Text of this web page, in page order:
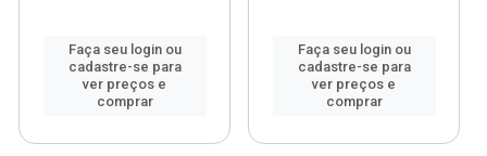
Faça seu login ou
cadastre-se para
ver preços e
comprar
Faça seu login ou
cadastre-se para
ver preços e
comprar